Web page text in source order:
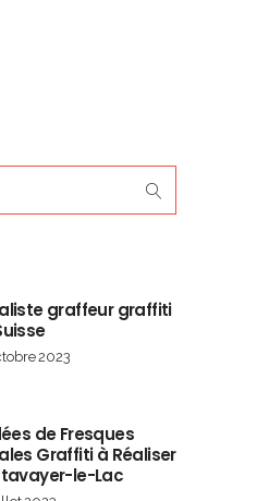
graffeur graffiti
2023
de Fresques
Graffiti à Réaliser
le-Lac